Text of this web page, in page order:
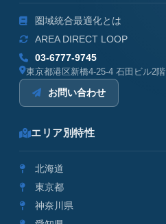
圏域統合最適化とは
AREA DIRECT LOOP
03-6777-9745
東京都港区新橋4-25-4 石田ビル2階
お問い合わせ
エリア別特性
北海道
東京都
神奈川県